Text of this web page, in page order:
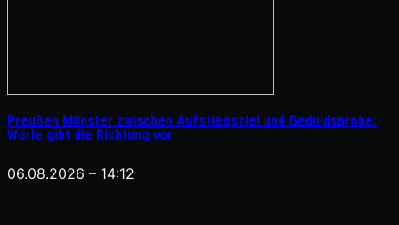
Preußen Münster zwischen Aufstiegsziel und Geduldsprobe:
Wörle gibt die Richtung vor
06.08.2026 – 14:12